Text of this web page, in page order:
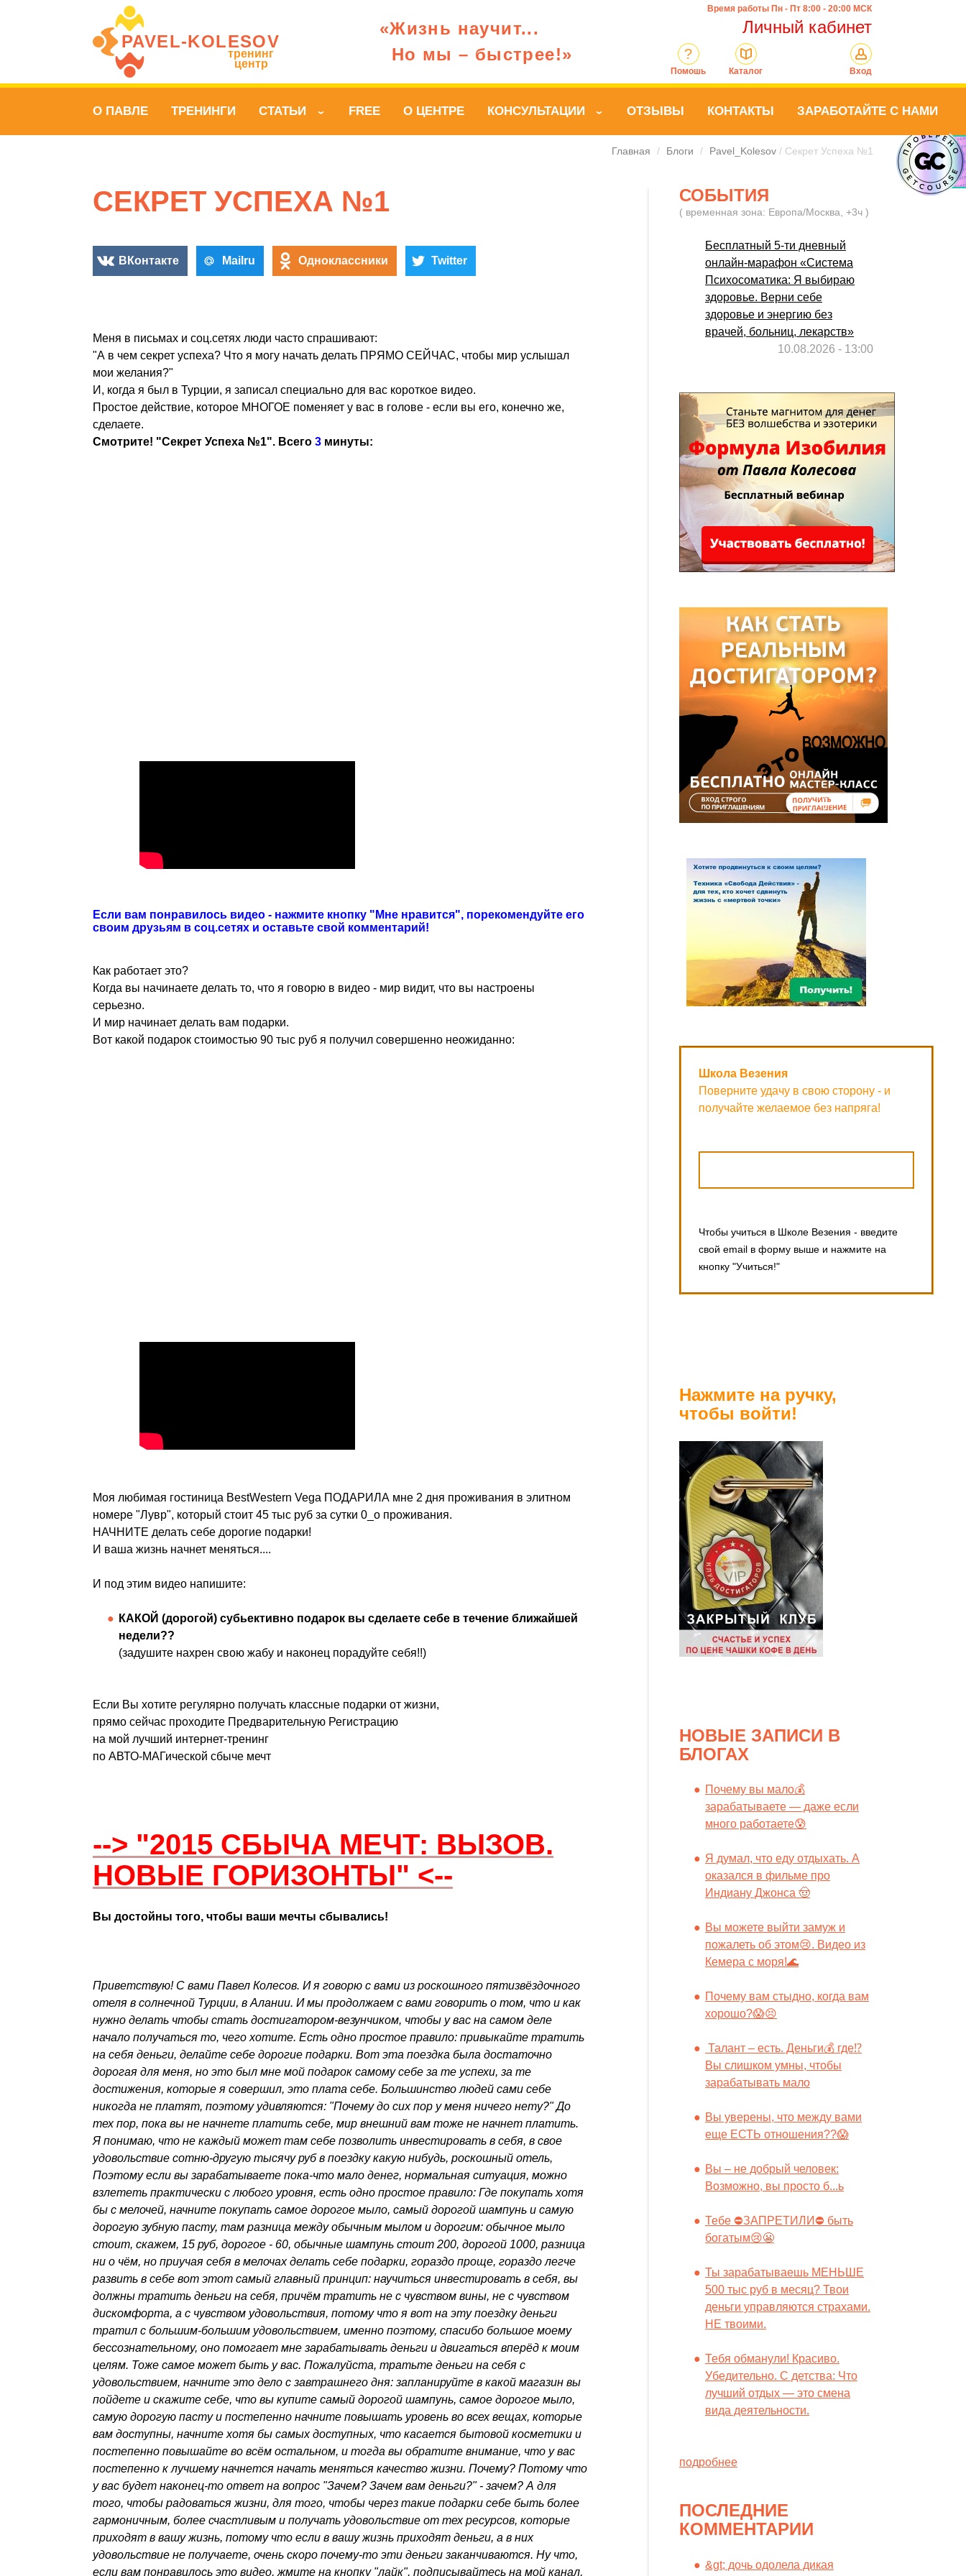
PAVEL‑KOLESOV
тренинг
центр
«Жизнь научит...
Но мы – быстрее!»
Время работы Пн - Пт 8:00 - 20:00 МСК
Личный кабинет
?
Помошь Каталог Вход
О ПАВЛЕ ТРЕНИНГИ СТАТЬИ › FREE О ЦЕНТРЕ КОНСУЛЬТАЦИИ › ОТЗЫВЫ КОНТАКТЫ ЗАРАБОТАЙТЕ С НАМИ
Главная / Блоги / Pavel_Kolesov / Секрет Успеха №1
СЕКРЕТ УСПЕХА №1
ВКонтакте Mailru Одноклассники Twitter
Меня в письмах и соц.сетях люди часто спрашивают:
"А в чем секрет успеха? Что я могу начать делать ПРЯМО СЕЙЧАС, чтобы мир услышал
мои желания?"
И, когда я был в Турции, я записал специально для вас короткое видео.
Простое действие, которое МНОГОЕ поменяет у вас в голове - если вы его, конечно же,
сделаете.
Смотрите! "Секрет Успеха №1". Всего 3 минуты:
Если вам понравилось видео - нажмите кнопку "Мне нравится", порекомендуйте его
своим друзьям в соц.сетях и оставьте свой комментарий!
Как работает это?
Когда вы начинаете делать то, что я говорю в видео - мир видит, что вы настроены
серьезно.
И мир начинает делать вам подарки.
Вот какой подарок стоимостью 90 тыс руб я получил совершенно неожиданно:
Моя любимая гостиница BestWestern Vega ПОДАРИЛА мне 2 дня проживания в элитном
номере "Лувр", который стоит 45 тыс руб за сутки 0_o проживания.
НАЧНИТЕ делать себе дорогие подарки!
И ваша жизнь начнет меняться....
И под этим видео напишите:
КАКОЙ (дорогой) субьективно подарок вы сделаете себе в течение ближайшей
недели??
(задушите нахрен свою жабу и наконец порадуйте себя!!)
Если Вы хотите регулярно получать классные подарки от жизни,
прямо сейчас проходите Предварительную Регистрацию
на мой лучший интернет-тренинг
по АВТО-МАГической сбыче мечт
--> "2015 СБЫЧА МЕЧТ: ВЫЗОВ.
НОВЫЕ ГОРИЗОНТЫ" <--
Вы достойны того, чтобы ваши мечты сбывались!
Приветствую! С вами Павел Колесов. И я говорю с вами из роскошного пятизвёздочного
отеля в солнечной Турции, в Алании. И мы продолжаем с вами говорить о том, что и как
нужно делать чтобы стать достигатором-везунчиком, чтобы у вас на самом деле
начало получаться то, чего хотите. Есть одно простое правило: привыкайте тратить
на себя деньги, делайте себе дорогие подарки. Вот эта поездка была достаточно
дорогая для меня, но это был мне мой подарок самому себе за те успехи, за те
достижения, которые я совершил, это плата себе. Большинство людей сами себе
никогда не платят, поэтому удивляются: "Почему до сих пор у меня ничего нету?" До
тех пор, пока вы не начнете платить себе, мир внешний вам тоже не начнет платить.
Я понимаю, что не каждый может там себе позволить инвестировать в себя, в свое
удовольствие сотню-другую тысячу руб в поездку какую нибудь, роскошный отель,
Поэтому если вы зарабатываете пока-что мало денег, нормальная ситуация, можно
взлететь практически с любого уровня, есть одно простое правило: Где покупать хотя
бы с мелочей, начните покупать самое дорогое мыло, самый дорогой шампунь и самую
дорогую зубную пасту, там разница между обычным мылом и дорогим: обычное мыло
стоит, скажем, 15 руб, дорогое - 60, обычные шампунь стоит 200, дорогой 1000, разница
ни о чём, но приучая себя в мелочах делать себе подарки, гораздо проще, гораздо легче
развить в себе вот этот самый главный принцип: научиться инвестировать в себя, вы
должны тратить деньги на себя, причём тратить не с чувством вины, не с чувством
дискомфорта, а с чувством удовольствия, потому что я вот на эту поездку деньги
тратил с большим-большим удовольствием, именно поэтому, спасибо большое моему
бессознательному, оно помогает мне зарабатывать деньги и двигаться вперёд к моим
целям. Тоже самое может быть у вас. Пожалуйста, тратьте деньги на себя с
удовольствием, начните это дело с завтрашнего дня: запланируйте в какой магазин вы
пойдете и скажите себе, что вы купите самый дорогой шампунь, самое дорогое мыло,
самую дорогую пасту и постепенно начните повышать уровень во всех вещах, которые
вам доступны, начните хотя бы самых доступных, что касается бытовой косметики и
постепенно повышайте во всём остальном, и тогда вы обратите внимание, что у вас
постепенно к лучшему начнется начать меняться качество жизни. Почему? Потому что
у вас будет наконец-то ответ на вопрос "Зачем? Зачем вам деньги?" - зачем? А для
того, чтобы радоваться жизни, для того, чтобы через такие подарки себе быть более
гармоничным, более счастливым и получать удовольствие от тех ресурсов, которые
приходят в вашу жизнь, потому что если в вашу жизнь приходят деньги, а в них
удовольствие не получаете, очень скоро почему-то эти деньги заканчиваются. Ну что,
если вам понравилось это видео, жмите на кнопку "лайк", подписывайтесь на мой канал,
СОБЫТИЯ
( временная зона: Европа/Москва, +3ч )
Бесплатный 5-ти дневный
онлайн-марафон «Система
Психосоматика: Я выбираю
здоровье. Верни себе
здоровье и энергию без
врачей, больниц, лекарств»
10.08.2026 - 13:00
Школа Везения
Поверните удачу в свою сторону - и
получайте желаемое без напряга!
Чтобы учиться в Школе Везения - введите
свой email в форму выше и нажмите на
кнопку "Учиться!"
Нажмите на ручку,
чтобы войти!
НОВЫЕ ЗАПИСИ В
БЛОГАХ
Почему вы мало💰
зарабатываете — даже если
много работаете😰
Я думал, что еду отдыхать. А
оказался в фильме про
Индиану Джонса 🤠
Вы можете выйти замуж и
пожалеть об этом😢. Видео из
Кемера с моря!🌊
Почему вам стыдно, когда вам
хорошо?😱😣
Талант – есть. Деньги💰 где⁉️
Вы слишком умны, чтобы
зарабатывать мало
Вы уверены, что между вами
еще ЕСТЬ отношения??😱
Вы – не добрый человек:
Возможно, вы просто б...ь
Тебе ⛔️ЗАПРЕТИЛИ⛔️ быть
богатым😢😬
Ты зарабатываешь МЕНЬШЕ
500 тыс руб в месяц? Твои
деньги управляются страхами.
НЕ твоими.
Тебя обманули! Красиво.
Убедительно. С детства: Что
лучший отдых — это смена
вида деятельности.
подробнее
ПОСЛЕДНИЕ
КОММЕНТАРИИ
&gt; дочь одолела дикая